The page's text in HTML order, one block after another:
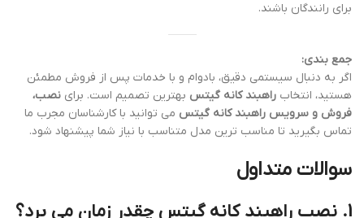
برای رانندگان باشند.
جمع بندی:
اگر به دنبال سیستمی دقیق، بادوام و با خدمات پس از فروش مطمئن
هستید، انتخاب راهبند کانه گیتس بهترین تصمیم است. برای نصب،
فروش و سرویس راهبند کانه گیتس می توانید با کارشناسان مجرب ما
تماس بگیرید تا مناسب ترین مدل متناسب با نیاز شما پیشنهاد شود.
سوالات متداول
1. نصب راهبند کانه گیتس چقدر زمان می برد؟